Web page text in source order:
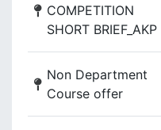
COMPETITION
SHORT BRIEF_AKP
Non Department
Course offer